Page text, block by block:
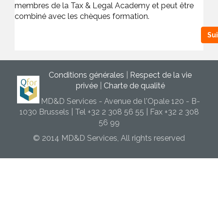
membres de la Tax & Legal Academy et peut être
combiné avec les chèques formation.
Conditions générales
Respect de la vie
privée| Charte de qualité
MD&D Services - Avenue de l'Opale 120 - B-
1030 Brussels | Tel +32 2 308 56 55 | Fax +32 2 308
56 99
© 2014 MD&D Services, All rights reserved